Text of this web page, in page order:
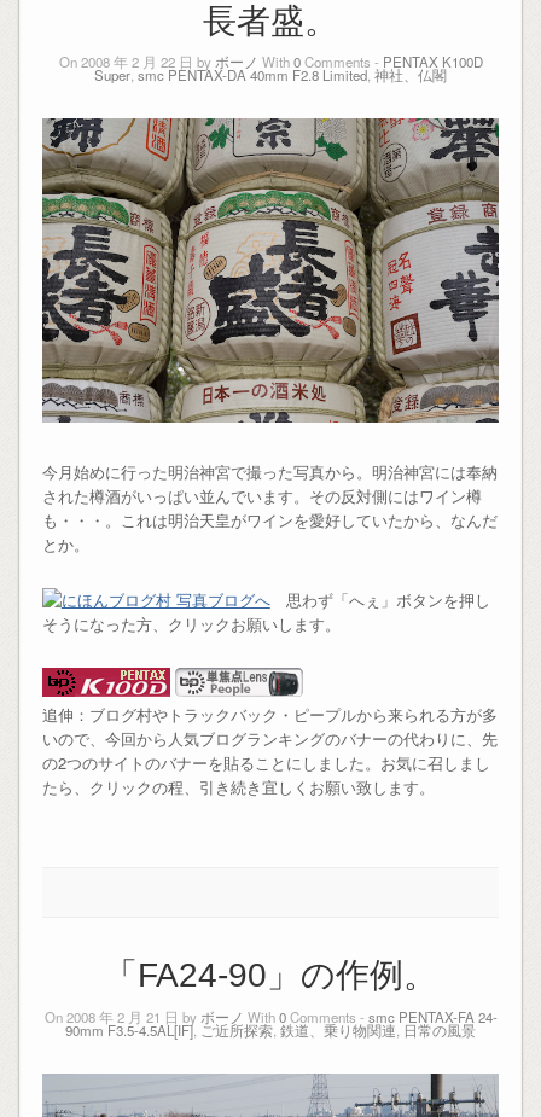
長者盛。
On 2008 年 2 月 22 日 by ボーノ With0Comments - PENTAX K100D
Super smc PENTAX-DA 40mm F2.8 Limited 神社、仏閣
今月始めに行った明治神宮で撮った写真から。明治神宮には奉納
された樽酒がいっぱい並んでいます。その反対側にはワイン樽
も・・・。これは明治天皇がワインを愛好していたから、なんだ
とか。
思わず「へぇ」ボタンを押し
そうになった方、クリックお願いします。
追伸：ブログ村やトラックバック・ピープルから来られる方が多
いので、今回から人気ブログランキングのバナーの代わりに、先
の2つのサイトのバナーを貼ることにしました。お気に召しまし
たら、クリックの程、引き続き宜しくお願い致します。
「FA24-90」の作例。
On 2008 年 2 月 21 日 by ボーノ With0Comments - smc PENTAX-FA 24-
90mm F3.5-4.5AL[IF] ご近所探索 鉄道、乗り物関連 日常の風景